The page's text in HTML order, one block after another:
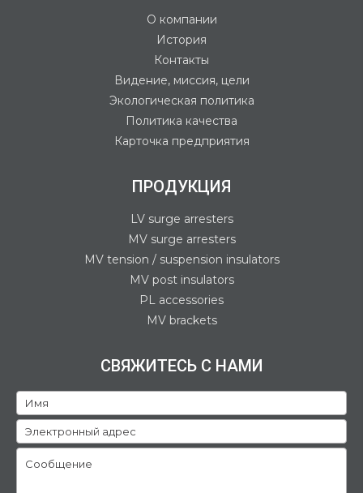
О компании
История
Контакты
Видение, миссия, цели
Экологическая политика
Политика качества
Карточка предприятия
ПРОДУКЦИЯ
LV surge arresters
MV surge arresters
MV tension / suspension insulators
MV post insulators
PL accessories
MV brackets
СВЯЖИТЕСЬ С НАМИ